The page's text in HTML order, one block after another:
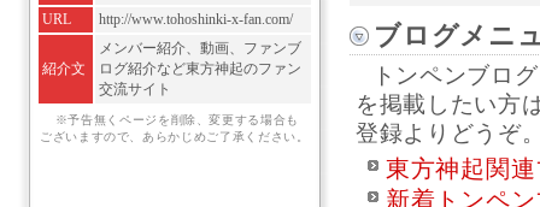
ブログメニ
トンペンブロ
を掲載したい方
登録よりどうぞ
東方神起関
新着トンペ
URL
http://www.tohoshinki-x-fan.com/
紹介文
メンバー紹介、動画、ファンブ
ログ紹介など東方神起のファン
交流サイト
※予告無くページを削除、変更する場合も
ございますので、あらかじめご了承ください。